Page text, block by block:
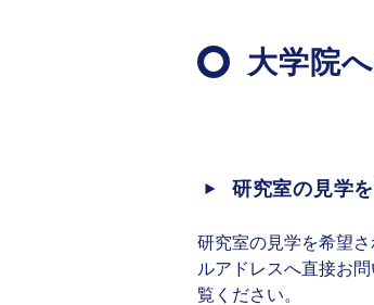
大学院
研究室の見学
研究室の見学を希望
ルアドレスへ直接お
覧ください。